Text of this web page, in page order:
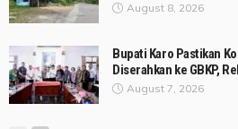
August 8, 2026
Bupati Karo Pastikan
Diserahkan ke GBKP,
August 7, 2026